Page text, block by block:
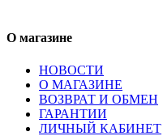
О магазине
НОВОСТИ
О МАГАЗИНЕ
ВОЗВРАТ И ОБМЕН
ГАРАНТИИ
ЛИЧНЫЙ КАБИНЕТ